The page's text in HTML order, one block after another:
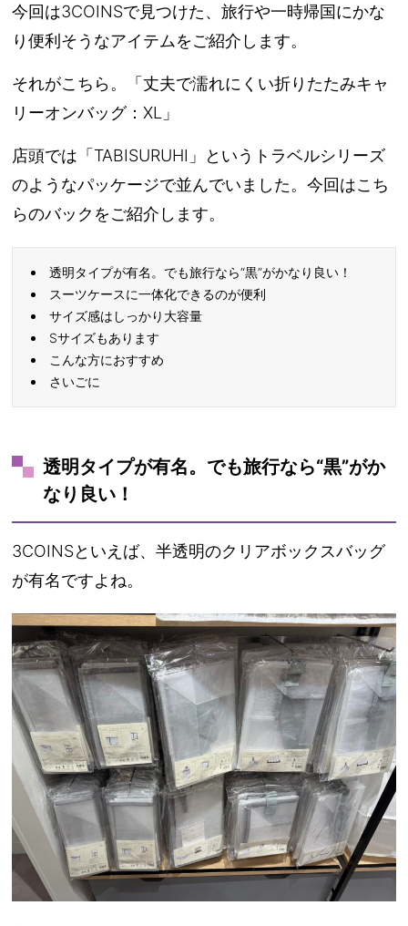
今回は3COINSで見つけた、旅行や一時帰国にかな
り便利そうなアイテムをご紹介します。
それがこちら。
「丈夫で濡れにくい折りたたみキャ
リーオンバッグ：XL」
店頭では「TABISURUHI」というトラベルシリーズ
のようなパッケージで並んでいました。今回はこち
らのバックをご紹介します。
透明タイプが有名。でも旅行なら“黒”がかなり良い！
スーツケースに一体化できるのが便利
サイズ感はしっかり大容量
Sサイズもあります
こんな方におすすめ
さいごに
透明タイプが有名。でも旅行なら“黒”がか
なり良い！
3COINSといえば、半透明のクリアボックスバッグ
が有名ですよね。